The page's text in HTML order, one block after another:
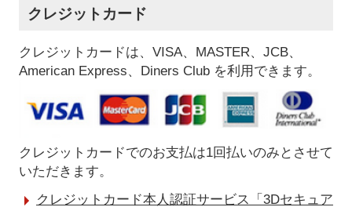
クレジットカード
クレジットカードは、VISA、MASTER、JCB、
American Express、Diners Club を利用できます。
クレジットカードでのお支払は1回払いのみとさせて
いただきます。
クレジットカード本人認証サービス「3Dセキュア